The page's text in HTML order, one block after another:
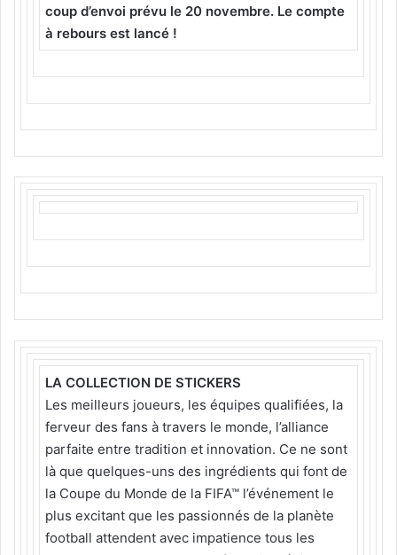
coup d’envoi prévu le 20 novembre. Le compte
à rebours est lancé !
LA COLLECTION DE STICKERS
Les meilleurs joueurs, les équipes qualifiées, la
ferveur des fans à travers le monde, l’alliance
parfaite entre tradition et innovation. Ce ne sont
là que quelques-uns des ingrédients qui font de
la Coupe du Monde de la FIFA™ l’événement le
plus excitant que les passionnés de la planète
football attendent avec impatience tous les